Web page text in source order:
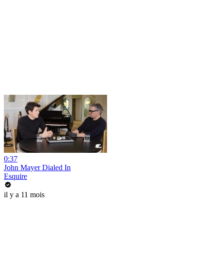
0:37
John Mayer Dialed In
Esquire
il y a 11 mois